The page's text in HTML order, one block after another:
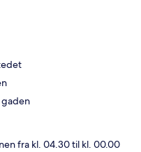
fra kl. 04.30 til kl. 00.00